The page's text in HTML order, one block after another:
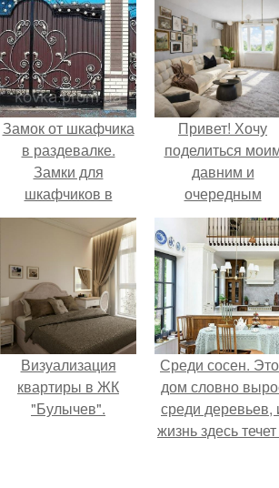
Замок от шкафчика
в раздевалке.
Замки для
шкафчиков в
раздевалках –
безопасность
вашего бизнеса
Привет! Хочу
поделиться
давним и
очередным
проектом.
Визуализация
квартиры в ЖК
"Булычев".
Среди сосен.
дом словно
среди деревьев,
жизнь здесь